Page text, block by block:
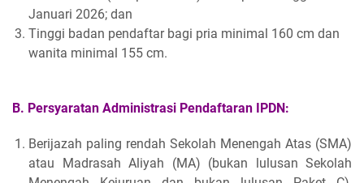
Januari 2026; dan
Tinggi badan pendaftar bagi pria minimal 160 cm dan
wanita minimal 155 cm.
B. Persyaratan Administrasi Pendaftaran IPDN:
Berijazah paling rendah Sekolah Menengah Atas (SMA)
atau Madrasah Aliyah (MA) (bukan lulusan Sekolah